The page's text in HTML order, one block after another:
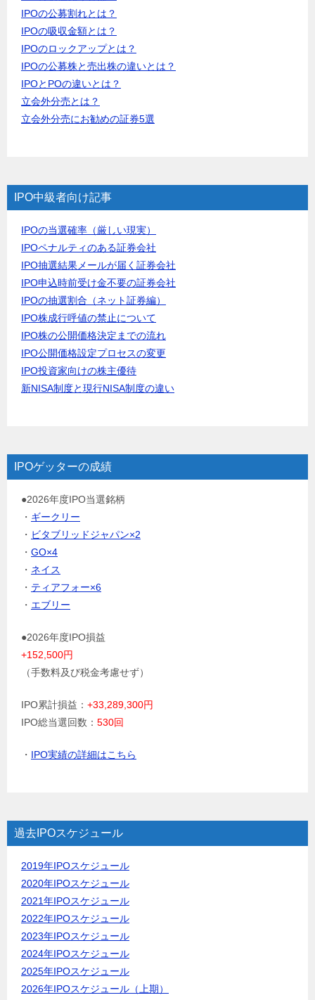
IPOの公募割れとは？
IPOの吸収金額とは？
IPOのロックアップとは？
IPOの公募株と売出株の違いとは？
IPOとPOの違いとは？
立会外分売とは？
立会外分売にお勧めの証券5選
IPO中級者向け記事
IPOの当選確率（厳しい現実）
IPOペナルティのある証券会社
IPO抽選結果メールが届く証券会社
IPO申込時前受け金不要の証券会社
IPOの抽選割合（ネット証券編）
IPO株成行呼値の禁止について
IPO株の公開価格決定までの流れ
IPO公開価格設定プロセスの変更
IPO投資家向けの株主優待
新NISA制度と現行NISA制度の違い
IPOゲッターの成績
●2026年度IPO当選銘柄
・ ギークリー
・ ビタブリッドジャパン×2
・ GO×4
・ ネイス
・ ティアフォー×6
・ エブリー
●2026年度IPO損益
+152,500円
（手数料及び税金考慮せず）
IPO累計損益： +33,289,300円
IPO総当選回数： 530回
・ IPO実績の詳細はこちら
過去IPOスケジュール
2019年IPOスケジュール
2020年IPOスケジュール
2021年IPOスケジュール
2022年IPOスケジュール
2023年IPOスケジュール
2024年IPOスケジュール
2025年IPOスケジュール
2026年IPOスケジュール（上期）